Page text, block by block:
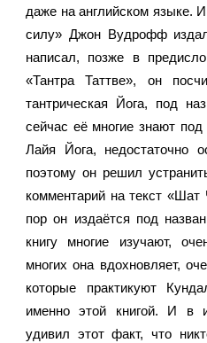
даже на английском языке.
силу» Джон Вудрофф
написал, позже в
«Тантра Таттве», он
тантрическая Йога, под
сейчас её многие знают
Лайя Йога, недостаточно
поэтому он решил
комментарий на текст
пор он издаётся под
книгу многие изучают,
многих она вдохновляет,
которые практикуют
именно этой книгой. И в
удивил этот факт, что